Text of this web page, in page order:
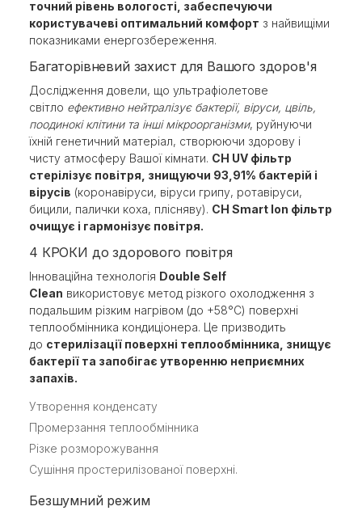
точний рівень вологості, забеспечуючи
користувачеві оптимальний комфорт з найвищіми
показниками енергозбереження.
Багаторівневий захист для Вашого здоров'я
Дослідження довели, що ультрафіолетове
світло ефективно нейтралізує бактерії, віруси, цвіль,
поодинокі клітини та інші мікроорганізми, руйнуючи
їхній генетичний матеріал, створюючи здорову і
чисту атмосферу Вашої кімнати. CH UV фільтр
стерілізує повітря, знищуючи 93,91% бактерій і
вірусів (коронавіруси, віруси грипу, ротавіруси,
бицили, палички коха, плісняву). CH Smart Ion фільтр
очищує і гармонізує повітря.
4 КРОКИ до здорового повітря
Інноваційна технологія Double Self
Clean використовує метод різкого охолодження з
подальшим різким нагрівом (до +58°С) поверхні
теплообмінника кондиціонера. Це призводить
до стерилізації поверхні теплообмінника, знищує
бактерії та запобігає утворенню неприємних
запахів.
Утворення конденсату
Промерзання теплообмінника
Різке розморожування
Сушіння простерилізованої поверхні.
Безшумний режим